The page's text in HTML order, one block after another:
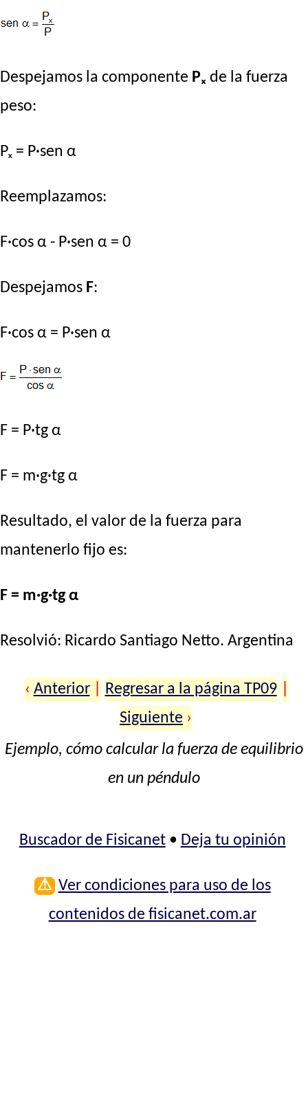
Despejamos la componente Pₓ de la fuerza
peso:
Pₓ = P·sen α
Reemplazamos:
F·cos α - P·sen α = 0
Despejamos F:
F·cos α = P·sen α
F = P·tg α
F = m·g·tg α
Resultado, el valor de la fuerza para
mantenerlo fijo es:
F = m·g·tg α
Resolvió: Ricardo Santiago Netto. Argentina
‹ Anterior Regresar a la página TP09
Siguiente ›
Ejemplo, cómo calcular la fuerza de equilibrio
en un péndulo
Buscador de Fisicanet• Deja tu opinión
⚠ Ver condiciones para uso de los
contenidos de fisicanet.com.ar